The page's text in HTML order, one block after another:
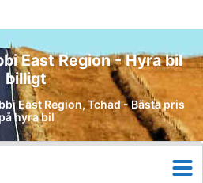
East Region - Hyra bil
billigt
East Region, Tchad - Bästa pris
på hyra bil